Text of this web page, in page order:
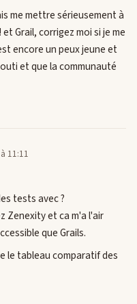
me mettre sérieusement à
Grail, corrigez moi si je me
encore un peux jeune et
et que la communauté
11:11
tests avec ?
Zenexity et ca m'a l'air
que Grails.
le tableau comparatif des